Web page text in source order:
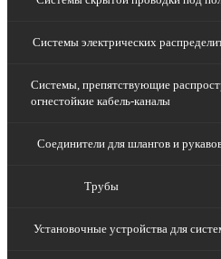
Системы электрических
Системы, препятствующие
огнестойкие кабель-каналы
Соединители для шлангов и
Трубы
Установочные устройства для